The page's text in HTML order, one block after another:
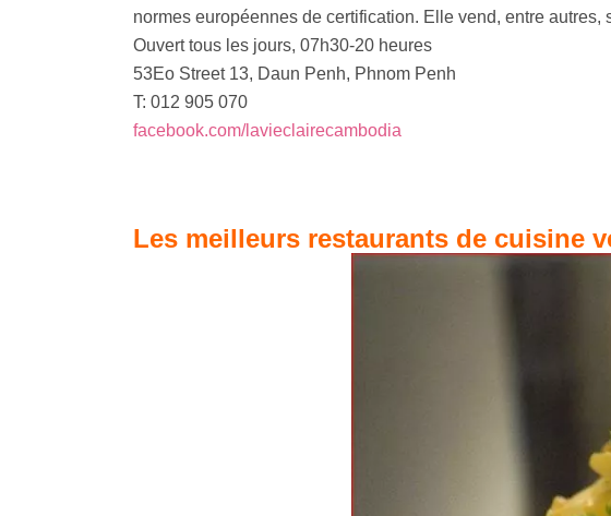
normes européennes de certification. Elle vend, entre
Ouvert tous les jours, 07h30-20 heures
53Eo Street 13, Daun Penh, Phnom Penh
T: 012 905 070
facebook.com/lavieclairecambodia
Les meilleurs restaurants de cuisine